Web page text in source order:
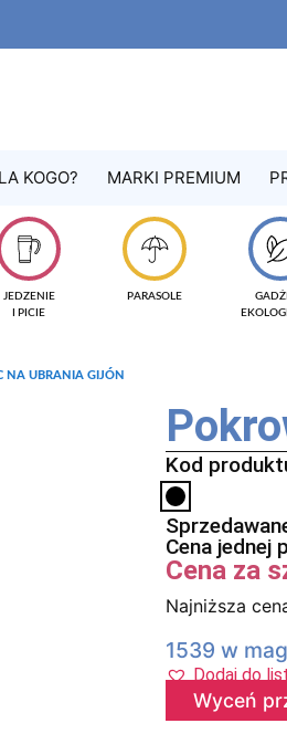
KOGO? MARKI PREMIUM
JEDZENIE
I PICIE
PARASOLE
NA UBRANIA GIJÓN
Kod
Cena jednej
Cena za
Najniższa
1539 w
Dodaj do
Wyceń